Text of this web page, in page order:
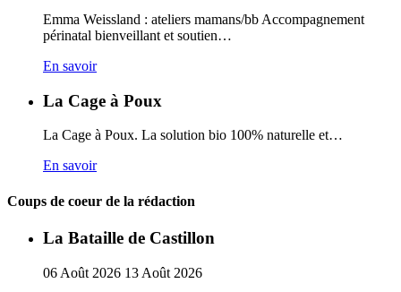
Emma Weissland : ateliers mamans/bb Accompagnement
périnatal bienveillant et soutien…
En savoir
La Cage à Poux
La Cage à Poux. La solution bio 100% naturelle et…
En savoir
Coups de coeur de la rédaction
La Bataille de Castillon
06 Août 2026 13 Août 2026